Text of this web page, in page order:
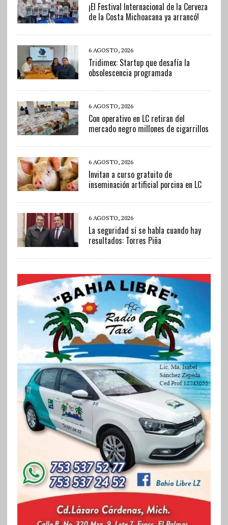
¡El Festival Internacional de la Cerveza
de la Costa Michoacana ya arrancó!
6 AGOSTO, 2026
Tridimex: Startup que desafía la
obsolescencia programada
6 AGOSTO, 2026
Con operativo en LC retiran del
mercado negro millones de cigarrillos
6 AGOSTO, 2026
Invitan a curso gratuito de
inseminación artificial porcina en LC
6 AGOSTO, 2026
La seguridad sí se habla cuando hay
resultados: Torres Piña